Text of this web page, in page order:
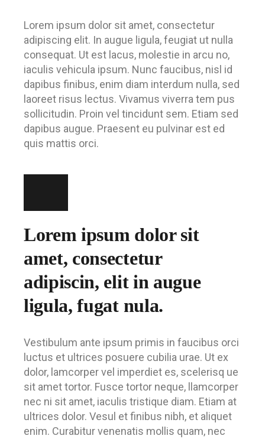
Lorem ipsum dolor sit amet, consectetur
adipiscing elit. In augue ligula, feugiat ut nulla
consequat. Ut est lacus, molestie in arcu no,
iaculis vehicula ipsum. Nunc faucibus, nisl id
dapibus finibus, enim diam interdum nulla, sed
laoreet risus lectus. Vivamus viverra tem pus
sollicitudin. Proin vel tincidunt sem. Etiam sed
dapibus augue. Praesent eu pulvinar est ed
quis mattis orci.
Lorem ipsum dolor sit
amet, consectetur
adipiscin, elit in augue
ligula, fugat nula.
Vestibulum ante ipsum primis in faucibus orci
luctus et ultrices posuere cubilia urae. Ut ex
dolor, lamcorper vel imperdiet es, scelerisq ue
sit amet tortor. Fusce tortor neque, llamcorper
nec ni sit amet, iaculis tristique diam. Etiam at
ultrices dolor. Vesul et finibus nibh, et aliquet
enim. Curabitur venenatis mollis quam, nec